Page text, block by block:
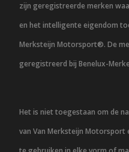
zijn geregistreerde merken
en het intelligente eigendom
Merksteijn Motorsport®. De
geregistreerd bij Benelux-
Het is niet toegestaan om de
van Van Merksteijn Motorsport